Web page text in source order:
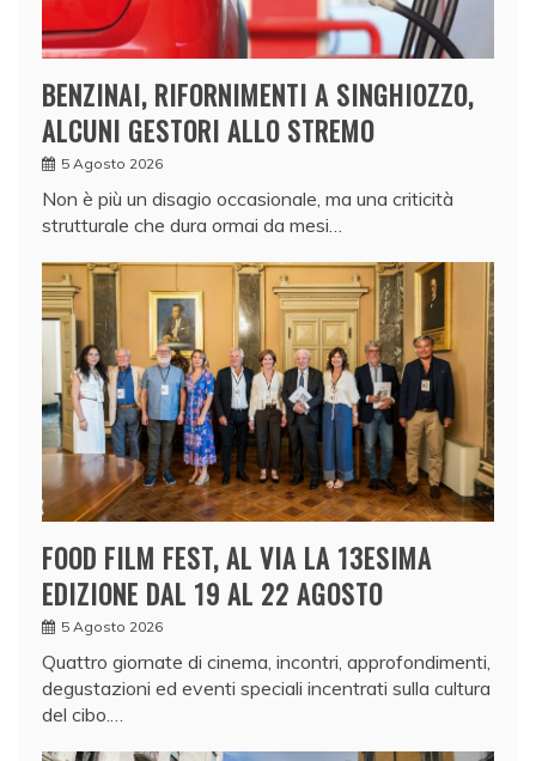
BENZINAI, RIFORNIMENTI A SINGHIOZZO,
ALCUNI GESTORI ALLO STREMO
5 Agosto 2026
Non è più un disagio occasionale, ma una criticità
strutturale che dura ormai da mesi…
FOOD FILM FEST, AL VIA LA 13ESIMA
EDIZIONE DAL 19 AL 22 AGOSTO
5 Agosto 2026
Quattro giornate di cinema, incontri, approfondimenti,
degustazioni ed eventi speciali incentrati sulla cultura
del cibo.…